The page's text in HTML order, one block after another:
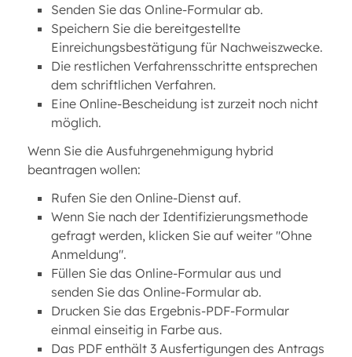
Senden Sie das Online-Formular ab.
Speichern Sie die bereitgestellte
Einreichungsbestätigung für Nachweiszwecke.
Die restlichen Verfahrensschritte entsprechen
dem schriftlichen Verfahren.
Eine Online-Bescheidung ist zurzeit noch nicht
möglich.
Wenn Sie die Ausfuhrgenehmigung hybrid
beantragen wollen:
Rufen Sie den Online-Dienst auf.
Wenn Sie nach der Identifizierungsmethode
gefragt werden, klicken Sie auf weiter "Ohne
Anmeldung".
Füllen Sie das Online-Formular aus und
senden Sie das Online-Formular ab.
Drucken Sie das Ergebnis-PDF-Formular
einmal einseitig in Farbe aus.
Das PDF enthält 3 Ausfertigungen des Antrags